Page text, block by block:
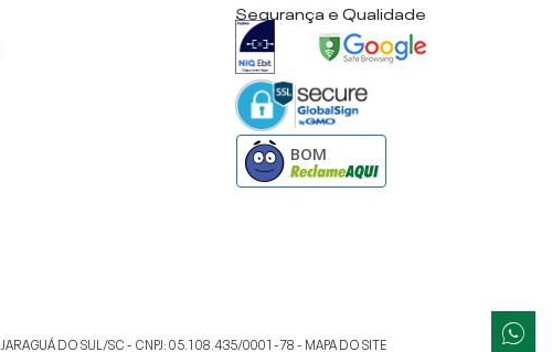
Segurança e Qualidade
BOM
JARAGUÁ DO SUL /SC- CNPJ:05.108.435/0001-78- MAPA DO SITE